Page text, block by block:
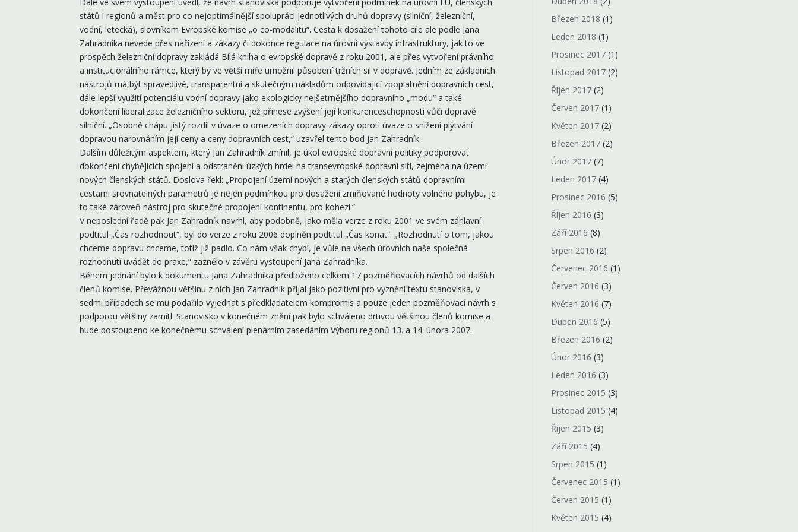
států i regionů a měst pro co nejoptimálnější spolupráci jednotlivých druhů dopravy (silniční, železniční,
vodní, letecká), slovníkem Evropské komise „o co-modalitu“. Cesta k dosažení tohoto cíle ale podle Jana
Zahradníka nevede přes nařízení a zákazy či dokonce regulace na úrovni výstavby infrastruktury, jak to ve
prospěch železniční dopravy zakládá Bílá kniha o evropské dopravě z roku 2001, ale přes vytvoření právního
a institucionálního rámce, který by ve větší míře umožnil působení tržních sil v dopravě. Jedním ze základních
nástrojů má být spravedlivé, transparentní a skutečným nákladům odpovídající zpoplatnění dopravních cest,
dále lepší využití potenciálu vodní dopravy jako ekologicky nejšetrnějšího dopravního „modu“ a také
dokončení liberalizace železničního sektoru, jež přinese zvýšení její konkurenceschopnosti vůči dopravě
silniční. „Osobně chápu jistý rozdíl v úvaze o omezeních dopravy zákazy oproti úvaze o snížení plýtvání
dopravou narovnáním její ceny a ceny dopravních cest,“ uzavřel tento bod Jan Zahradník.
Dalším důležitým aspektem, který Jan Zahradník zmínil, je úkol evropské dopravní politiky podporovat
dokončení chybějících spojení a odstranění úzkých hrdel na transevropské dopravní síti, zejména na území
nových členských států. Doslova řekl: „Propojení území nových a starých členských států dopravními
cestami srovnatelných parametrů je nejen podmínkou pro dosažení zmiňované hodnoty volného pohybu, je
to také zároveň nástroj pro skutečné propojení kontinentu, pro kohezi.“
V neposlední řadě pak Jan Zahradník navrhl, aby podobně, jako měla verze z roku 2001 ve svém záhlavní
podtitul „Čas rozhodnout“, byl do verze z roku 2006 doplněn podtitul „Čas konat“. „Rozhodnutí o tom, jakou
chceme dopravu chceme, totiž již padlo. Co nám však chybí, je vůle na všech úrovních naše společná
rozhodnutí uvádět do praxe,“ zaznělo v závěru vystoupení Jana Zahradníka.
Během jednání bylo k dokumentu Jana Zahradníka předloženo celkem 17 pozměňovacích návrhů od dalších
členů komise. Převážnou většinu z nich Jan Zahradník přijal jako pozitivní pro vyznění textu stanoviska, v
sedmi případech se mu podařilo vyjednat s předkladatelem kompromis a pouze jeden pozměňovací návrh s
podporou většiny zamítl. Stanovisko v konečném znění pak bylo schváleno drtivou většinou členů komise a
bude postoupeno ke konečnému schválení plenárním zasedáním Výboru regionů 13. a 14. února 2007.
Březen 2018 (1)
Leden 2018 (1)
Prosinec 2017(1)
Listopad 2017(2)
Říjen 2017(2)
Červen 2017(1)
Květen 2017(2)
Březen 2017(2)
Únor 2017(7)
Leden 2017(4)
Prosinec 2016 (5)
Říjen 2016 (3)
Září 2016 (8)
Srpen 2016 (2)
Červenec 2016 (1)
Červen 2016 (3)
Květen 2016 (7)
Duben 2016 (5)
Březen 2016 (2)
Únor 2016 (3)
Leden 2016 (3)
Prosinec 2015 (3)
Listopad 2015 (4)
Říjen 2015 (3)
Září 2015 (4)
Srpen 2015 (1)
Červenec 2015 (1)
Červen 2015 (1)
Květen 2015 (4)